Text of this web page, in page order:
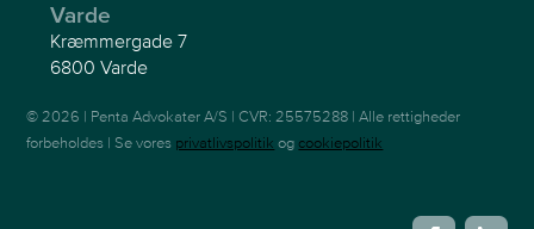
Varde
Kræmmergade 7
6800 Varde
© 2026 | Penta Advokater A/S | CVR: 25575288 | Alle rettigheder
forbeholdes | Se vores privatlivspolitik og cookiepolitik